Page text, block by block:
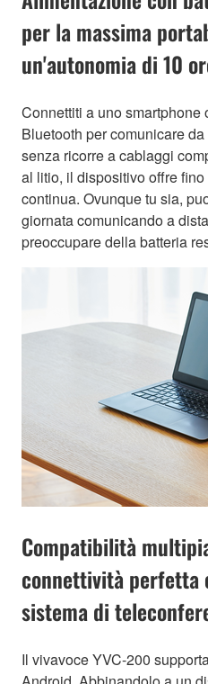
per la massima
un'autonomia di 10
Connettiti a uno smartphone
Bluetooth per comunicare
senza ricorre a cablaggi
al litio, il dispositivo offre
continua. Ovunque tu sia,
giornata comunicando a
preoccupare della batteria
Compatibilità
connettività perfetta
sistema di
Il vivavoce YVC-200